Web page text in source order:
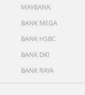
MAYBANK
BANK MEGA
BANK HSBC
BANK DKI
BANK RAYA